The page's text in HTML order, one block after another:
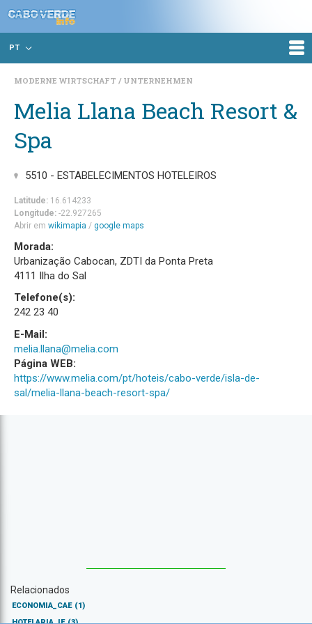
PT
MODERNE WIRTSCHAFT UNTERNEHMEN
Melia Llana Beach Resort &
Spa
5510 - ESTABELECIMENTOS HOTELEIROS
Latitude: 16.614233
Longitude: -22.927265
Abrir em wikimapia / google maps
Morada:
Urbanização Cabocan, ZDTI da Ponta Preta
4111 Ilha do Sal
Telefone(s):
242 23 40
E-Mail:
melia.llana@melia.com
Página WEB:
https://www.melia.com/pt/hoteis/cabo-verde/isla-de-
sal/melia-llana-beach-resort-spa/
Relacionados
ECONOMIA_CAE (1)
HOTELARIA_IE (3)